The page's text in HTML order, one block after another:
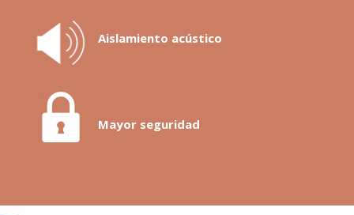
Aislamiento acústico
Mayor seguridad